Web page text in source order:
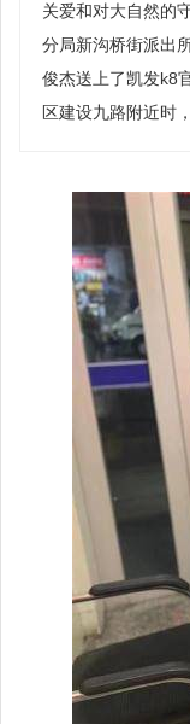
关爱和对大自然的
分局新沟桥街派出
俊杰送上了凯发k8
区建设九路附近时